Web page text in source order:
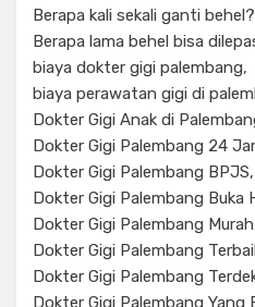
Berapa kali sekali ganti behel?
Berapa lama behel bisa
biaya dokter gigi palembang
biaya perawatan gigi di
Dokter Gigi Anak di
Dokter Gigi Palembang 24
Dokter Gigi Palembang BPJS
Dokter Gigi Palembang Buka
Dokter Gigi Palembang Murah
Dokter Gigi Palembang
Dokter Gigi Palembang
Dokter Gigi Palembang Yang